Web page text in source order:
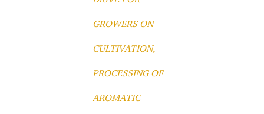
GROWERS ON
CULTIVATION,
PROCESSING OF
AROMATIC